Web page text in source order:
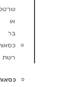
שרטט
או
בר
רשת